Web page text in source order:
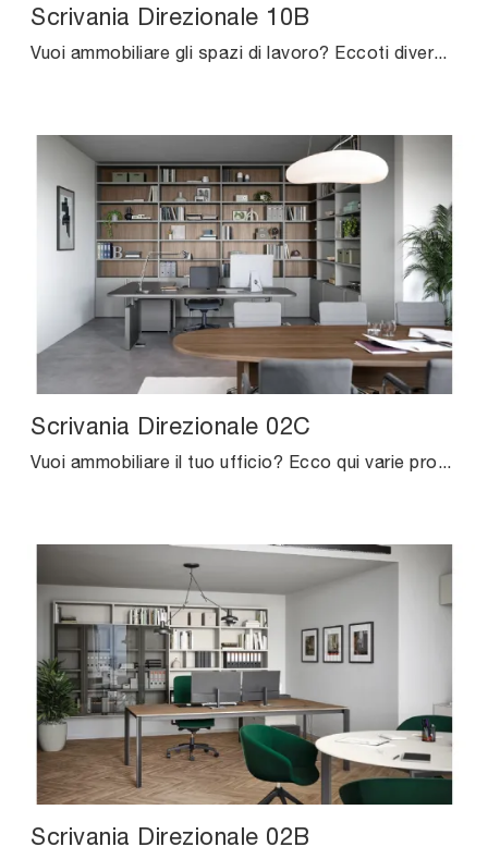
Scrivania Direzionale 10B
Vuoi ammobiliare gli spazi di lavoro? Eccoti diverse proposte di scrivanie direzionali in melaminico, come il modello Scrivania Direzionale 10B di ...
Scrivania Direzionale 02C
Vuoi ammobiliare il tuo ufficio? Ecco qui varie proposte di scrivanie direzionali in melaminico, come il modello Scrivania Direzionale 02C di ...
Scrivania Direzionale 02B